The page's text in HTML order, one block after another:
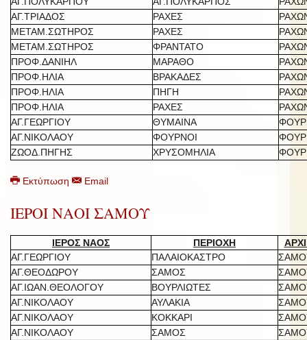
ΑΓ.ΤΡΙΑΔΟΣ
ΡΑΧΕΣ
ΜΕΤΑΜ.ΣΩΤΗΡΟΣ
ΡΑΧΕΣ
ΜΕΤΑΜ.ΣΩΤΗΡΟΣ
ΦΡΑΝΤΑΤΟ
ΠΡΟΦ.ΔΑΝΙΗΛ
ΜΑΡΑΘΟ
ΠΡΟΦ.ΗΛΙΑ
ΒΡΑΚΑΔΕΣ
ΠΡΟΦ.ΗΛΙΑ
ΠΗΓΗ
ΠΡΟΦ.ΗΛΙΑ
ΡΑΧΕΣ
ΑΓ.ΓΕΩΡΓΙΟΥ
ΘΥΜΑΙΝΑ
ΑΓ.ΝΙΚΟΛΑΟΥ
ΦΟΥΡΝΟΙ
ΖΩΟΔ.ΠΗΓΗΣ
ΧΡΥΣΟΜΗΛΙΑ
Εκτύπωση Email
ΙΕΡΟΙ ΝΑΟΙ ΣΑΜΟΥ
ΙΕΡΟΣ ΝΑΟΣ ΠΕΡΙΟΧΗ
ΑΓ.ΓΕΩΡΓΙΟΥ
ΠΑΛΑΙΟΚΑΣΤΡΟ
ΑΓ.ΘΕΟΔΩΡΟΥ
ΣΑΜΟΣ
ΑΓ.ΙΩΑΝ.ΘΕΟΛΟΓΟΥ
ΒΟΥΡΛΙΩΤΕΣ
ΑΓ.ΝΙΚΟΛΑΟΥ
ΑΥΛΑΚΙΑ
ΑΓ.ΝΙΚΟΛΑΟΥ
ΚΟΚΚΑΡΙ
ΑΓ.ΝΙΚΟΛΑΟΥ
ΣΑΜΟΣ